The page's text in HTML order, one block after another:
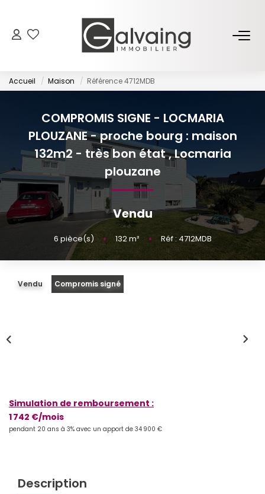
À Vendre
PROGRAMMES NEUFS
ESTIMER
GESTION LOCATIVE
L’AGENCE
Qui Sommes-Nous
ESPACE CLIENT
Gestion Locative
Accueil Maison Référence 4712MDB
COMPROMIS SIGNE - LOCMARIA
PLOUZANE - proche bourg : maison
132m2 - très bon état,Locmaria
plouzane
Vendu
6 pièce(s) • 132m² • Réf : 4712MDB
Vendu Compromis signé
Simulation de remboursement :
1 742 €/mois
pendant 20 ans à 3% avec un apport de 34 900 €
Description